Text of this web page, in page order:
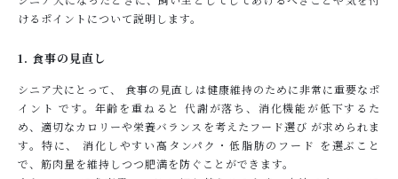
けるポイントについて説明します。
1. 食事の見直し
シニア犬にとって、 食事の見直しは健康維持のために非常に重要なポ
イント です。年齢を重ねると 代謝が落ち、消化機能が低下するた
め、適切なカロリーや栄養バランスを考えたフード選び が求められま
す。特に、 消化しやすい高タンパク・低脂肪のフード を選ぶこと
で、筋肉量を維持しつつ肥満を防ぐことができます。